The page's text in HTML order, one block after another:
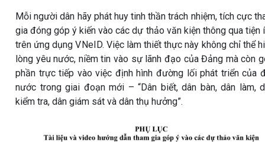
Mỗi người dân hãy phát huy tinh thần trách nhiệm, tích cực
gia đóng góp ý kiến vào các dự thảo văn kiện thông qua tiện
trên ứng dụng VNeID. Việc làm thiết thực này không chỉ thể
lòng yêu nước, niềm tin vào sự lãnh đạo của Đảng mà còn
phần trực tiếp vào việc định hình đường lối phát triển của
nước trong giai đoạn mới – “Dân biết, dân bàn, dân làm,
kiểm tra, dân giám sát và dân thụ hưởng”.